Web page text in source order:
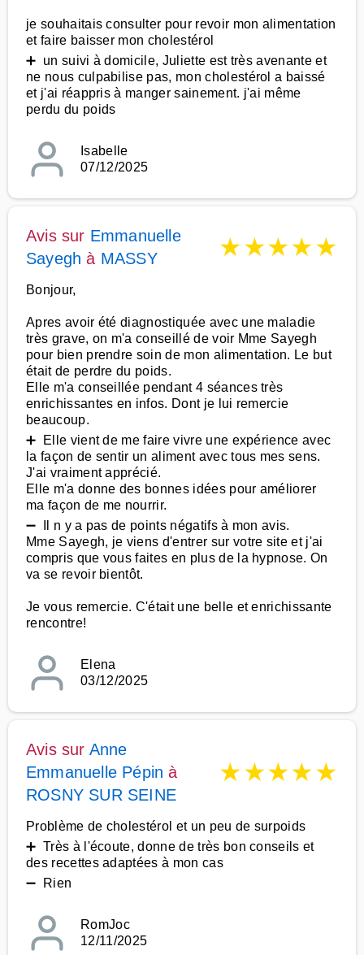
je souhaitais consulter pour revoir mon alimentation
et faire baisser mon cholestérol
➕ un suivi à domicile, Juliette est très avenante et
ne nous culpabilise pas, mon cholestérol a baissé
et j'ai réappris à manger sainement. j'ai même
perdu du poids
Isabelle
07/12/2025
Avis sur Emmanuelle
Sayegh à MASSY ★★★★★
Bonjour,
Apres avoir été diagnostiquée avec une maladie
très grave, on m'a conseillé de voir Mme Sayegh
pour bien prendre soin de mon alimentation. Le but
était de perdre du poids.
Elle m'a conseillée pendant 4 séances très
enrichissantes en infos. Dont je lui remercie
beaucoup.
➕ Elle vient de me faire vivre une expérience avec
la façon de sentir un aliment avec tous mes sens.
J'ai vraiment apprécié.
Elle m'a donne des bonnes idées pour améliorer
ma façon de me nourrir.
➖ Il n y a pas de points négatifs à mon avis.
Mme Sayegh, je viens d'entrer sur votre site et j'ai
compris que vous faites en plus de la hypnose. On
va se revoir bientôt.
Je vous remercie. C'était une belle et enrichissante
rencontre!
Elena
03/12/2025
Avis sur Anne
Emmanuelle Pépin à
ROSNY SUR SEINE
★★★★★
Problème de cholestérol et un peu de surpoids
➕ Très à l'écoute, donne de très bon conseils et
des recettes adaptées à mon cas
➖ Rien
RomJoc
12/11/2025